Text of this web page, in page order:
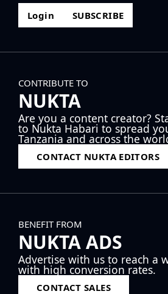
Login SUBSCRIBE
CONTRIBUTE TO
NUKTA
Are you a content creator?
to Nukta Habari to spread
Tanzania and across the
CONTACT NUKTA EDITORS
BENEFIT FROM
NUKTA ADS
Advertise with us to reach a
with high conversion rates.
CONTACT SALES